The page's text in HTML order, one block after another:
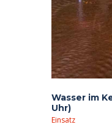
Wasser im
Uhr)
Einsatz